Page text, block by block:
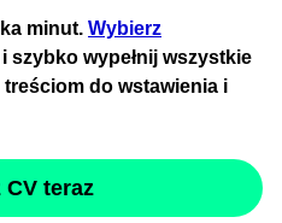
minut. Wybierz
i szybko wypełnij wszystkie
do wstawienia i
CV teraz